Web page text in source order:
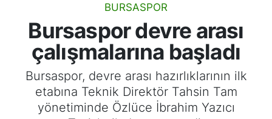
BURSASPOR
Bursaspor devre arası
çalışmalarına başladı
Bursaspor, devre arası hazırlıklarının ilk
etabına Teknik Direktör Tahsin Tam
yönetiminde Özlüce İbrahim Yazıcı
Bursa Amatör
Hentbol
Voleybol
Bursa Trafik Yoğunluk Haritası
TFF 2.Lig Kırmızı Grup Puan Durumu ve Fikstür
Tüm Manşetler